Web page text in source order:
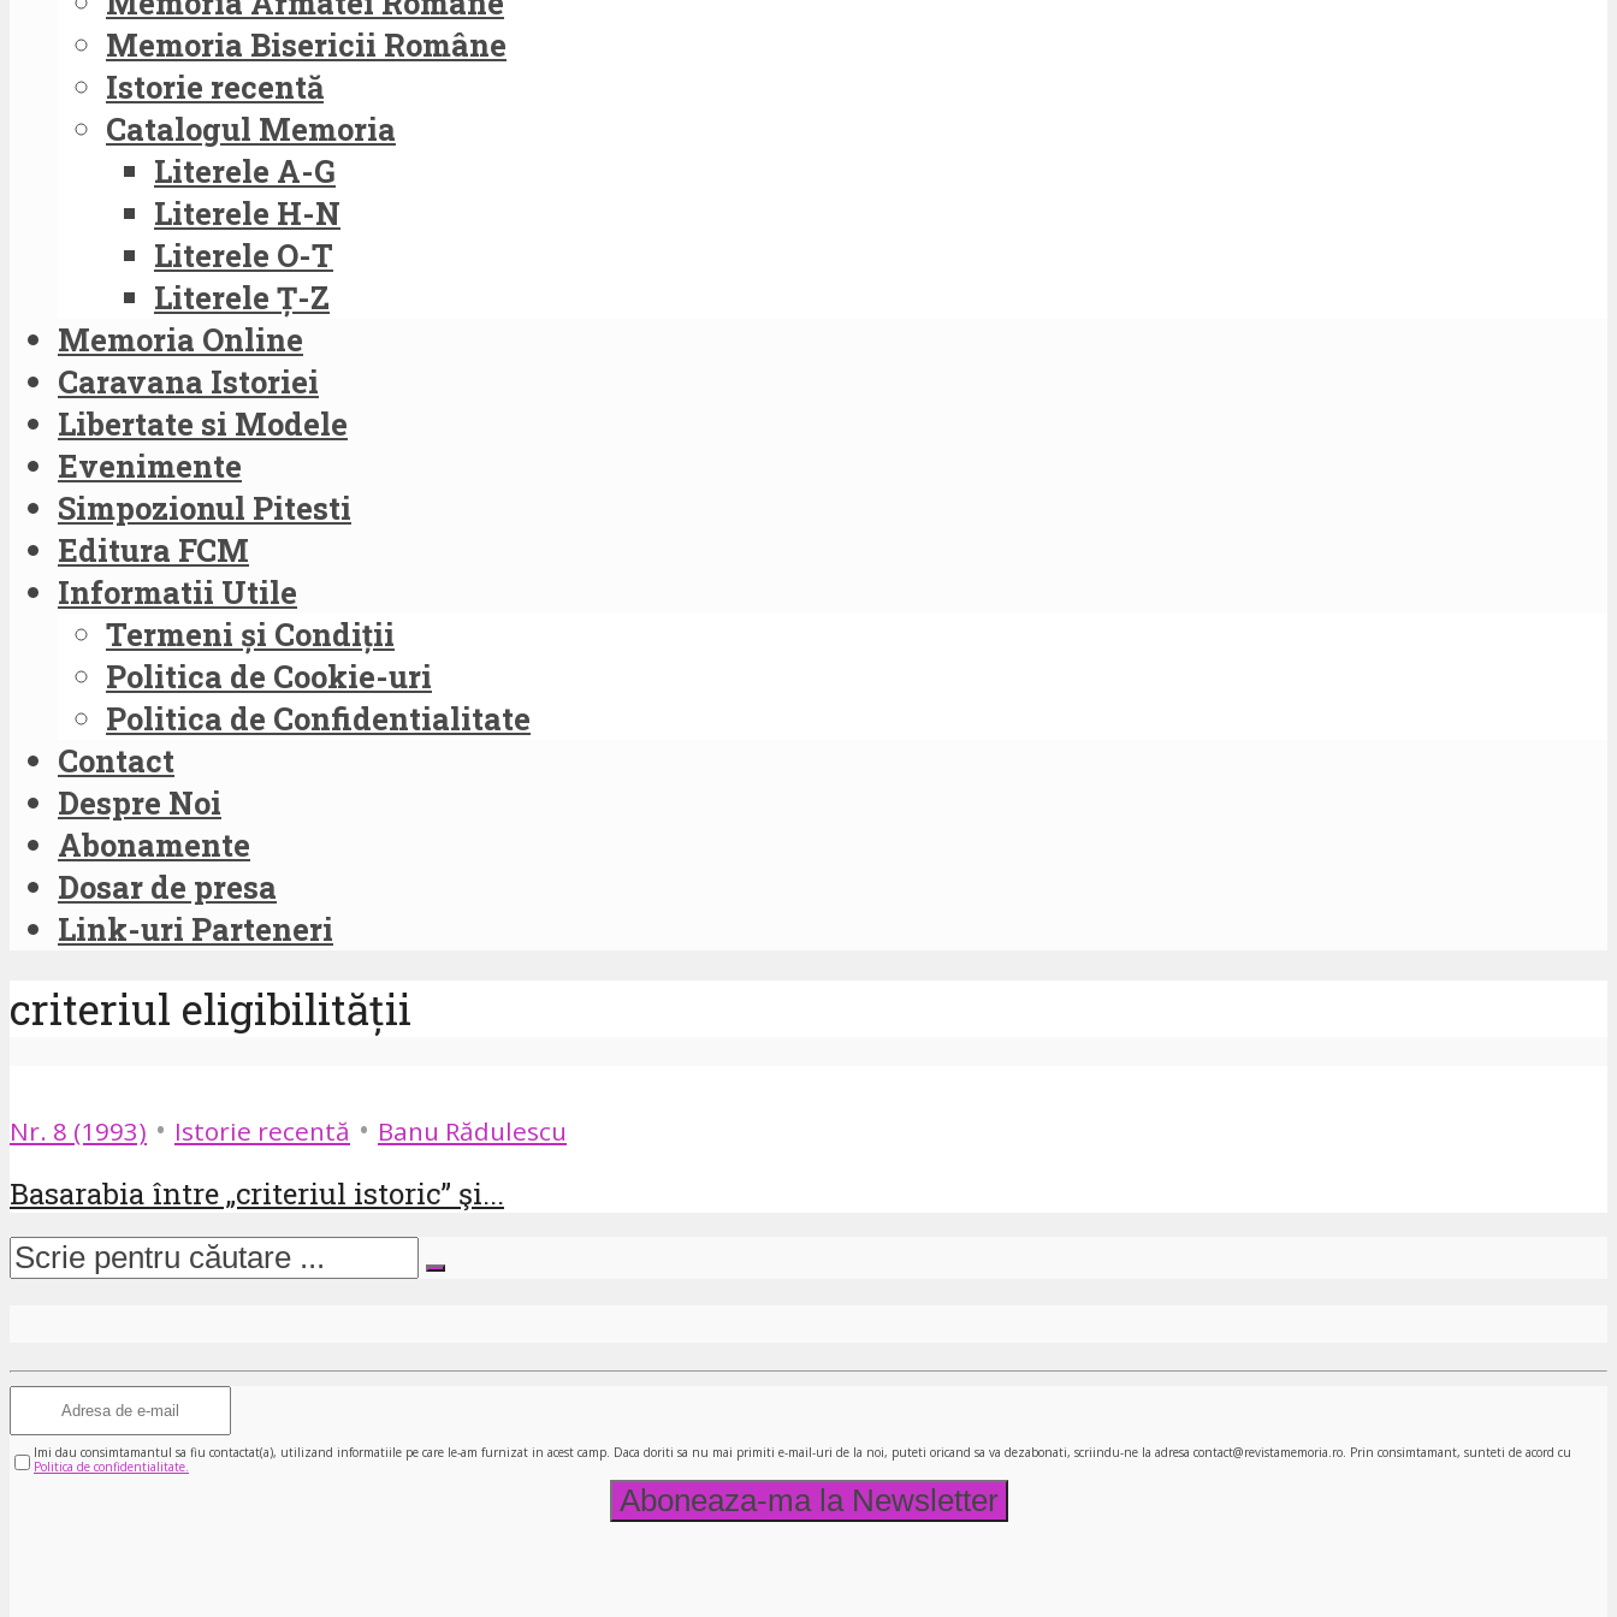
Memoria Bisericii Române
Istorie recentă
Catalogul Memoria
Literele A-G
Literele H-N
Literele O-T
Literele Ț-Z
Memoria Online
Caravana Istoriei
Libertate si Modele
Evenimente
Simpozionul Pitesti
Editura FCM
Informatii Utile
Termeni și Condiții
Politica de Cookie-uri
Politica de Confidentialitate
Contact
Despre Noi
Abonamente
Dosar de presa
Link-uri Parteneri
criteriul eligibilității
Nr. 8 (1993) • Istorie recentă • Banu Rădulescu
Basarabia între „criteriul istoric” şi...
Imi dau consimtamantul sa fiu contactat(a), utilizand informatiile pe care le-am furnizat in acest camp. Daca doriti sa nu mai primiti e-mail-uri de la noi, puteti oricand sa va dezabonati, scriindu-ne la adresa contact@revistamemoria.ro. Prin consimtamant, sunteti de acord cu
Politica de confidentialitate.